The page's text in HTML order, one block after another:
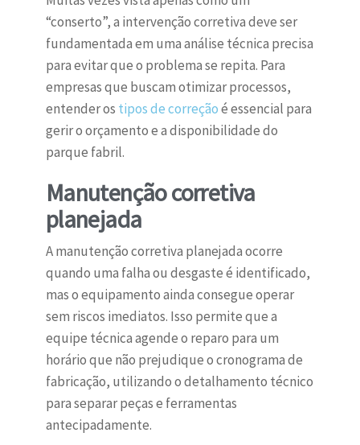
“conserto”, a intervenção corretiva deve ser
fundamentada em uma análise técnica precisa
para evitar que o problema se repita. Para
empresas que buscam otimizar processos,
entender os tipos de correçãoé essencial para
gerir o orçamento e a disponibilidade do
parque fabril.
Manutenção corretiva
planejada
A manutenção corretiva planejada ocorre
quando uma falha ou desgaste é identificado,
mas o equipamento ainda consegue operar
sem riscos imediatos. Isso permite que a
equipe técnica agende o reparo para um
horário que não prejudique o cronograma de
fabricação, utilizando o detalhamento técnico
para separar peças e ferramentas
antecipadamente.